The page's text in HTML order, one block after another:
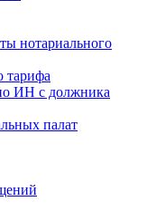
нотариального
тарифа
ИН с должника
палат